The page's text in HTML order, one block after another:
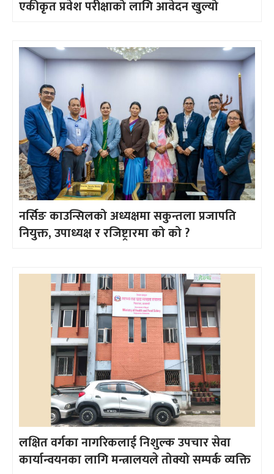
एकीकृत प्रवेश परीक्षाको लागि आवेदन खुल्यो
नर्सिङ काउन्सिलको अध्यक्षमा सकुन्तला प्रजापति
नियुक्त, उपाध्यक्ष र रजिष्ट्रारमा को को ?
लक्षित वर्गका नागरिकलाई निशुल्क उपचार सेवा
कार्यान्वयनका लागि मन्त्रालयले तोक्यो सम्पर्क व्यक्ति